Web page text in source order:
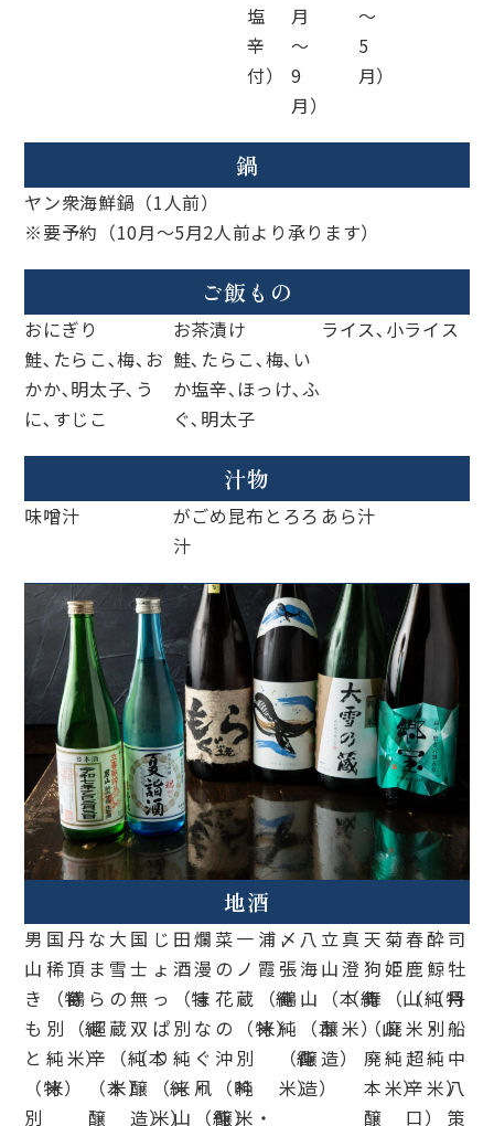
塩
辛
付）
月
～
9
月）
～
5
月）
鍋
ヤン衆海鮮鍋（1人前）
※要予約（10月～5月2人前より承ります）
ご飯もの
おにぎり
鮭､たらこ､梅､お
かか､明太子､う
に､すじこ
お茶漬け
鮭､たらこ､梅､い
か塩辛､ほっけ､ふ
ぐ､明太子
ライス､小ライス
汁物
味噌汁
がごめ昆布とろろ
汁
あら汁
地酒
男
山
き
も
と
（特
別
国
稀
（特
別
純
米）
丹
頂
鶴
（純
米）
な
ま
ら
超
辛
（本
醸
大
雪
の
蔵
（純
米）
国
士
無
双
（本
醸
造）
じ
ょ
っ
ぱ
り
（純
米）
田
酒
（特
別
純
米・
山
爛
漫
ま
な
ぐ
凧
（純
菜
の
花
の
沖
（吟
醸）
一
ノ
蔵
（特
別
純
米・
浦
霞
（純
米）
〆
張
鶴
純
（純
米）
八
海
山
（本
醸
造）
立
山
（本
醸
造）
真
澄
（純
米）
天
狗
舞
（山
廃
本
醸
菊
姫
（山
廃
純
米）
春
鹿
（純
米・
超
辛
口）
酔
鯨
（特
別
純
米）
司
牡
丹
船
中
八
策